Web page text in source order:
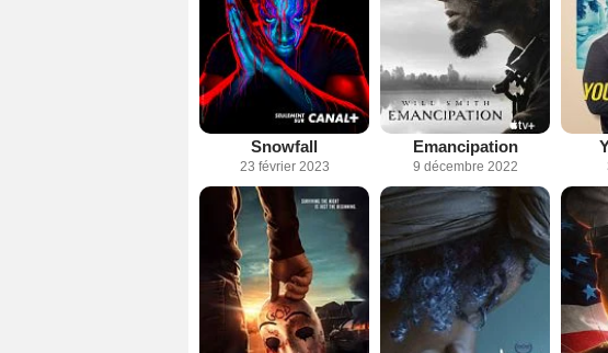
Snowfall
23 février 2023
Emancipation
9 décembre 2022